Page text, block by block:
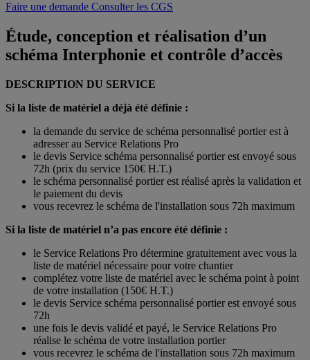
Faire une demande Consulter les CGS
Étude, conception et réalisation d’un
schéma Interphonie et contrôle d’accès
DESCRIPTION DU SERVICE
Si la liste de matériel a déjà été définie :
la demande du service de schéma personnalisé portier est à
adresser au Service Relations Pro
le devis Service schéma personnalisé portier est envoyé sous
72h (prix du service 150€ H.T.)
le schéma personnalisé portier est réalisé après la validation et
le paiement du devis
vous recevrez le schéma de l'installation sous 72h maximum
Si la liste de matériel n’a pas encore été définie :
le Service Relations Pro détermine gratuitement avec vous la
liste de matériel nécessaire pour votre chantier
complétez votre liste de matériel avec le schéma point à point
de votre installation (150€ H.T.)
le devis Service schéma personnalisé portier est envoyé sous
72h
une fois le devis validé et payé, le Service Relations Pro
réalise le schéma de votre installation portier
vous recevrez le schéma de l'installation sous 72h maximum